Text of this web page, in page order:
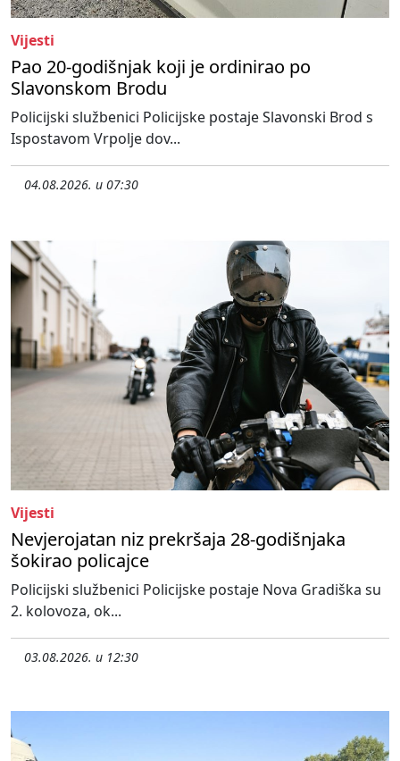
Vijesti
Pao 20-godišnjak koji je ordinirao po
Slavonskom Brodu
Policijski službenici Policijske postaje Slavonski Brod s
Ispostavom Vrpolje dov...
04.08.2026. u 07:30
Vijesti
Nevjerojatan niz prekršaja 28-godišnjaka
šokirao policajce
Policijski službenici Policijske postaje Nova Gradiška su
2. kolovoza, ok...
03.08.2026. u 12:30